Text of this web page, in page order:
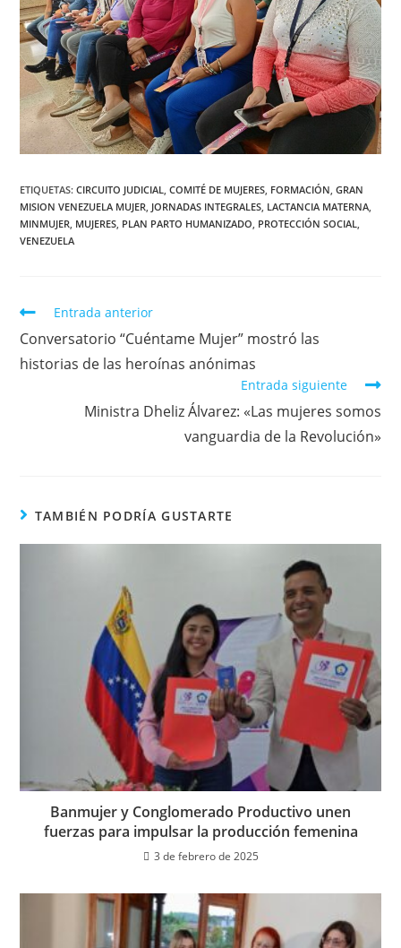
ETIQUETAS:CIRCUITO JUDICIAL, COMITÉ DE MUJERES, FORMACIÓN, GRAN
MISION VENEZUELA MUJER, JORNADAS INTEGRALES, LACTANCIA MATERNA,
MINMUJER, MUJERES, PLAN PARTO HUMANIZADO, PROTECCIÓN SOCIAL,
VENEZUELA
Entrada anterior
Conversatorio “Cuéntame Mujer” mostró las
historias de las heroínas anónimas
Entrada siguiente
Ministra Dheliz Álvarez: «Las mujeres somos
vanguardia de la Revolución»
TAMBIÉN PODRÍA GUSTARTE
Banmujer y Conglomerado Productivo unen
fuerzas para impulsar la producción femenina
3 de febrero de 2025